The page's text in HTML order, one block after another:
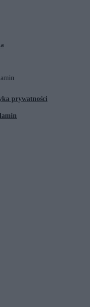
prywatności